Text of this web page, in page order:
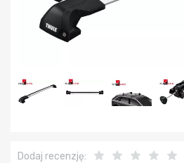
Dodaj recenzję: